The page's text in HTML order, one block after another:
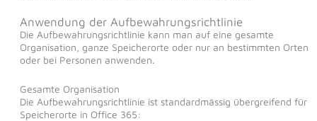
Anwendung der Aufbewahrungsrichtlinie
Die Aufbewahrungsrichtlinie kann man auf eine gesamte
Organisation, ganze Speicherorte oder nur an bestimmten Orten
oder bei Personen anwenden.
Gesamte Organisation
Die Aufbewahrungsrichtlinie ist standardmässig übergreifend für
Speicherorte in Office 365: